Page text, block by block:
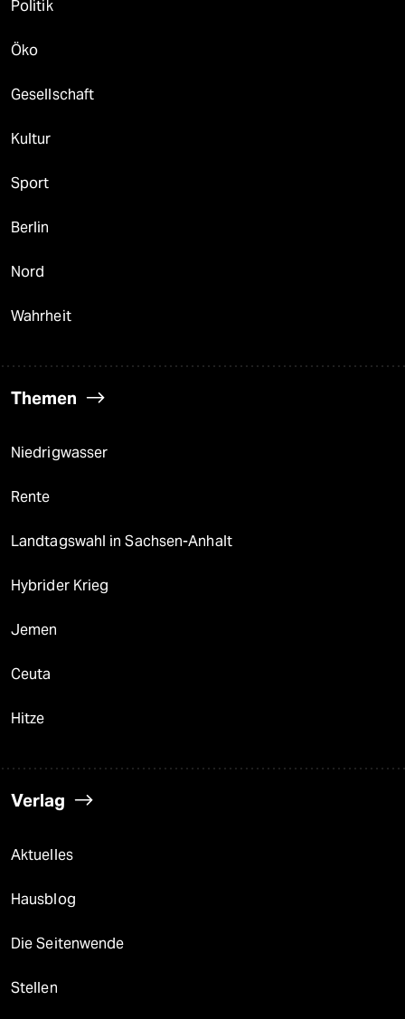
Politik
Öko
Gesellschaft
Kultur
Sport
Berlin
Nord
Wahrheit
Themen
Niedrigwasser
Rente
Landtagswahl in Sachsen-Anhalt
Hybrider Krieg
Jemen
Ceuta
Hitze
Verlag
Aktuelles
Hausblog
Die Seitenwende
Stellen